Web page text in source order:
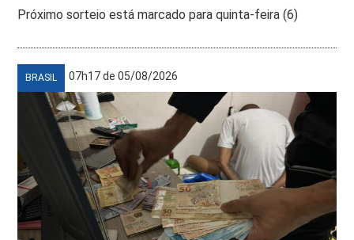
Próximo sorteio está marcado para quinta-feira (6)
BRASIL 07h17 de 05/08/2026